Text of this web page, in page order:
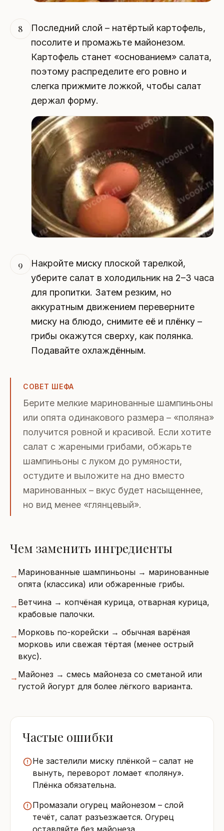
8
Последний слой – натёртый картофель,
посолите и промажьте майонезом.
Картофель станет «основанием» салата,
поэтому распределите его ровно и
слегка прижмите ложкой, чтобы салат
держал форму.
9
Накройте миску плоской тарелкой,
уберите салат в холодильник на 2–3 часа
для пропитки. Затем резким, но
аккуратным движением переверните
миску на блюдо, снимите её и плёнку –
грибы окажутся сверху, как полянка.
Подавайте охлаждённым.
СОВЕТ ШЕФА
Берите мелкие маринованные шампиньоны
или опята одинакового размера – «поляна»
получится ровной и красивой. Если хотите
салат с жареными грибами, обжарьте
шампиньоны с луком до румяности,
остудите и выложите на дно вместо
маринованных – вкус будет насыщеннее,
но вид менее «глянцевый».
Чем заменить ингредиенты
→ Маринованные шампиньоны → маринованные
опята (классика) или обжаренные грибы.
→ Ветчина → копчёная курица, отварная курица,
крабовые палочки.
→ Морковь по-корейски → обычная варёная
морковь или свежая тёртая (менее острый
вкус).
→ Майонез → смесь майонеза со сметаной или
густой йогурт для более лёгкого варианта.
Частые ошибки
Не застелили миску плёнкой – салат не
вынуть, переворот ломает «поляну».
Плёнка обязательна.
Промазали огурец майонезом – слой
течёт, салат разъезжается. Огурец